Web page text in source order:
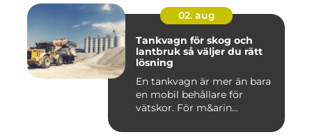
02. aug
Tankvagn för skog och
lantbruk så väljer du rätt
lösning
En tankvagn är mer än bara
en mobil behållare för
vätskor. För m&arin...